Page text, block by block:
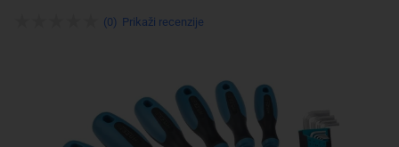
(0) Prikaži recenzije